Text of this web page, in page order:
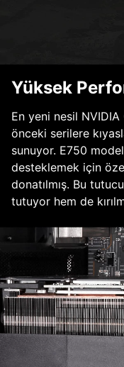
Yüksek
En yeni nesil
önceki serilere
sunuyor. E750
desteklemek için
donatılmış. Bu
tutuyor hem de